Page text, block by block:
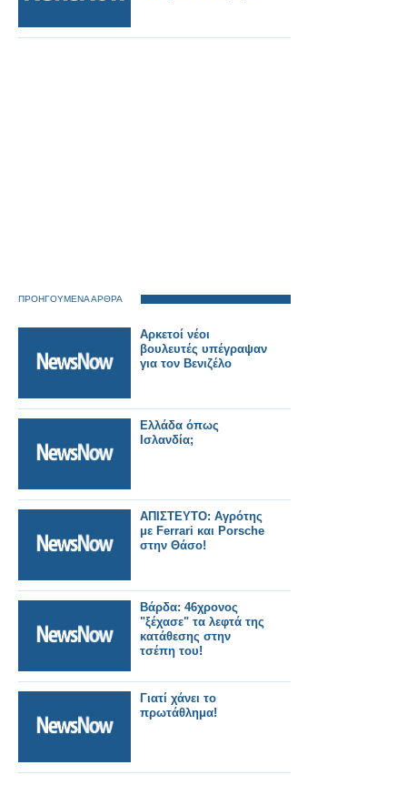
ΠΡΟΗΓΟΥΜΕΝΑ ΑΡΘΡΑ
Αρκετοί νέοι
βουλευτές υπέγραψαν
για τον Βενιζέλο
Ελλάδα όπως
Ισλανδία;
ΑΠΙΣΤΕΥΤΟ: Αγρότης
με Ferrari και Porsche
στην Θάσο!
Βάρδα: 46χρονος
"ξέχασε" τα λεφτά της
κατάθεσης στην
τσέπη του!
Γιατί χάνει το
πρωτάθλημα!